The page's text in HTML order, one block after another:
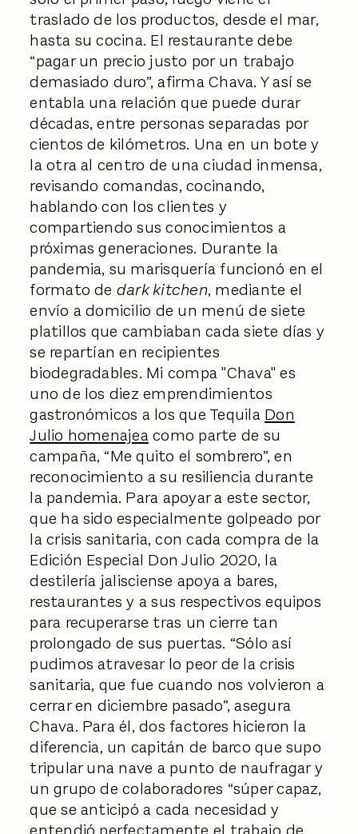
traslado de los productos, desde el mar,
hasta su cocina. El restaurante debe
“pagar un precio justo por un trabajo
demasiado duro”, afirma Chava. Y así se
entabla una relación que puede durar
décadas, entre personas separadas por
cientos de kilómetros. Una en un bote y
la otra al centro de una ciudad inmensa,
revisando comandas, cocinando,
hablando con los clientes y
compartiendo sus conocimientos a
próximas generaciones. Durante la
pandemia, su marisquería funcionó en el
formato de dark kitchen, mediante el
envío a domicilio de un menú de siete
platillos que cambiaban cada siete días y
se repartían en recipientes
biodegradables. Mi compa "Chava" es
uno de los diez emprendimientos
gastronómicos a los que Tequila Don
Julio homenajeacomo parte de su
campaña, “Me quito el sombrero”, en
reconocimiento a su resiliencia durante
la pandemia. Para apoyar a este sector,
que ha sido especialmente golpeado por
la crisis sanitaria, con cada compra de la
Edición Especial Don Julio 2020, la
destilería jalisciense apoya a bares,
restaurantes y a sus respectivos equipos
para recuperarse tras un cierre tan
prolongado de sus puertas. “Sólo así
pudimos atravesar lo peor de la crisis
sanitaria, que fue cuando nos volvieron a
cerrar en diciembre pasado”, asegura
Chava. Para él, dos factores hicieron la
diferencia, un capitán de barco que supo
tripular una nave a punto de naufragar y
un grupo de colaboradores “súper capaz,
que se anticipó a cada necesidad y